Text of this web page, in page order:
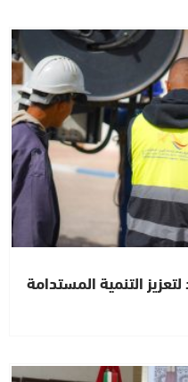
التنمية المستدامة